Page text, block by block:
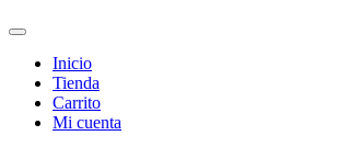
Inicio
Tienda
Carrito
Mi cuenta